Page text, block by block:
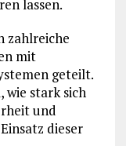
lassen.
zahlreiche
mit
geteilt.
wie stark sich
und
dieser